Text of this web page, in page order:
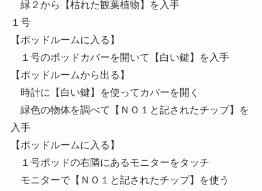
緑２から【枯れた観葉植物】を入手
１号
【ポッドルームに入る】
１号のポッドカバーを開いて【白い鍵】を入手
【ポッドルームから出る】
時計に【白い鍵】を使ってカバーを開く
緑色の物体を調べて【ＮＯ１と記されたチップ】を
入手
【ポッドルームに入る】
１号ポッドの右隣にあるモニターをタッチ
モニターで【ＮＯ１と記されたチップ】を使う